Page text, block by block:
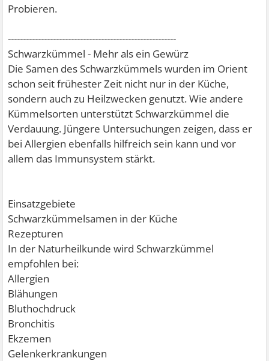
Probieren.
--------------------------------------------------------
Schwarzkümmel - Mehr als ein Gewürz
Die Samen des Schwarzkümmels wurden im Orient
schon seit frühester Zeit nicht nur in der Küche,
sondern auch zu Heilzwecken genutzt. Wie andere
Kümmelsorten unterstützt Schwarzkümmel die
Verdauung. Jüngere Untersuchungen zeigen, dass er
bei Allergien ebenfalls hilfreich sein kann und vor
allem das Immunsystem stärkt.
Einsatzgebiete
Schwarzkümmelsamen in der Küche
Rezepturen
In der Naturheilkunde wird Schwarzkümmel
empfohlen bei:
Allergien
Blähungen
Bluthochdruck
Bronchitis
Ekzemen
Gelenkerkrankungen